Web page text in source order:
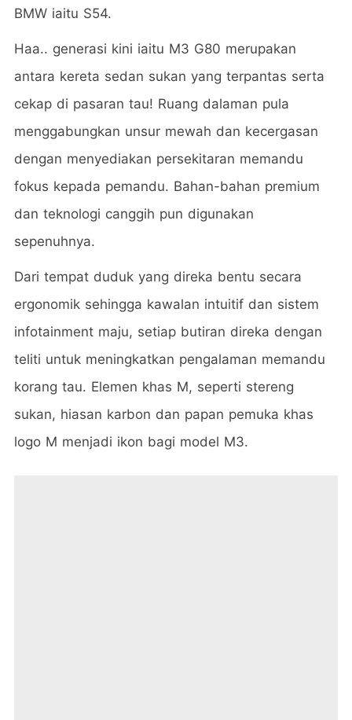
BMW iaitu S54.
Haa.. generasi kini iaitu M3 G80 merupakan
antara kereta sedan sukan yang terpantas serta
cekap di pasaran tau! Ruang dalaman pula
menggabungkan unsur mewah dan kecergasan
dengan menyediakan persekitaran memandu
fokus kepada pemandu. Bahan-bahan premium
dan teknologi canggih pun digunakan
sepenuhnya.
Dari tempat duduk yang direka bentu secara
ergonomik sehingga kawalan intuitif dan sistem
infotainment maju, setiap butiran direka dengan
teliti untuk meningkatkan pengalaman memandu
korang tau. Elemen khas M, seperti stereng
sukan, hiasan karbon dan papan pemuka khas
logo M menjadi ikon bagi model M3.